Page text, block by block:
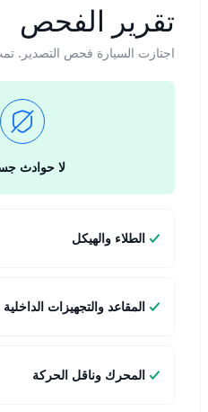
تقرير الفحص
اجتازت السيارة فحص التصدير.
لا حوادث
الطلاء والهيكل
المقاعد والتجهيزات الداخلية
المحرك وناقل الحركة